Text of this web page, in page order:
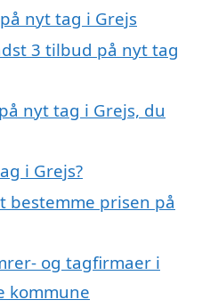
nyt tag i Grejs
3 tilbud på nyt tag
nyt tag i Grejs, du
i Grejs?
bestemme prisen på
og tagfirmaer i
kommune